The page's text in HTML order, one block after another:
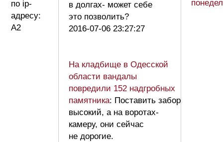
по ip-
адресу:
A2
в долгах- может себе
это позволить?
2016-07-06 23:27:27
На кладбище в Одесской
области вандалы
повредили 152 надгробных
памятника: Поставить забор
высокий, а на воротах-
камеру, они сейчас
не дорогие.